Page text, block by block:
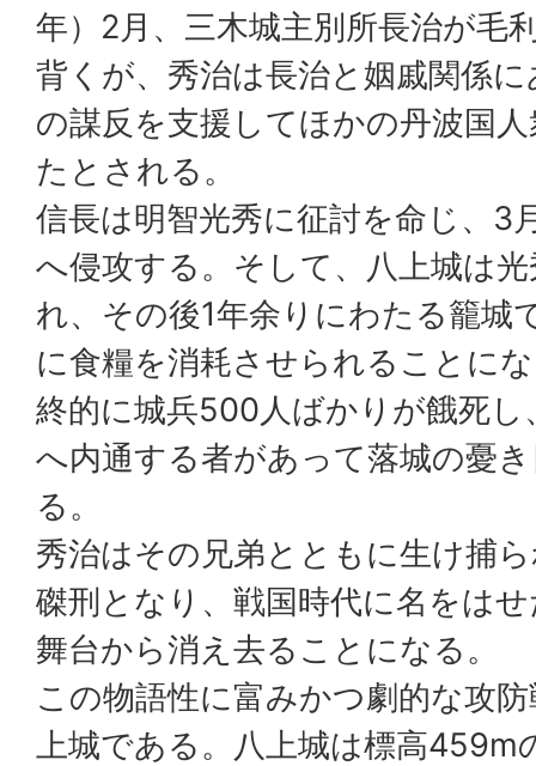
年）2月、三木城主別所長治が毛
背くが、秀治は長治と姻戚関係
の謀反を支援してほかの丹波国
たとされる。
信長は明智光秀に征討を命じ、3
へ侵攻する。そして、八上城は
れ、その後1年余りにわたる籠城
に食糧を消耗させられることに
終的に城兵500人ばかりが餓死し
へ内通する者があって落城の憂
る。
秀治はその兄弟とともに生け捕
磔刑となり、戦国時代に名をは
舞台から消え去ることになる。
この物語性に富みかつ劇的な攻
上城である。八上城は標高459m